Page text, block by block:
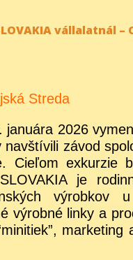
vállalatnál –
Streda
2026
závod
Cieľom exkurzie
je
výrobné linky a